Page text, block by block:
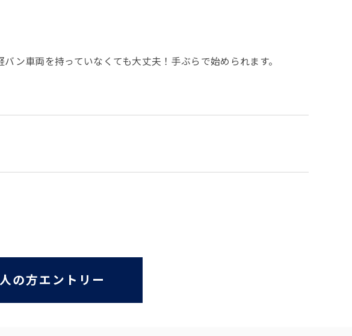
ン車両を持っていなくても大丈夫！手ぶらで始められます。
の方エントリー